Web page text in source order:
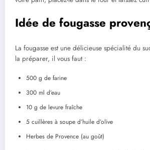
Idée de fougasse
La fougasse est une délicieuse spécialité du
la préparer, il vous faut :
500 g de farine
300 ml d’eau
10 g de levure fraîche
5 cuillères à soupe d’huile d’olive
Herbes de Provence (au goût)